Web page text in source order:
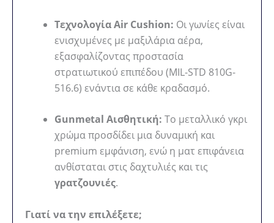
Τεχνολογία Air Cushion: Οι γωνίες είναι
ενισχυμένες με μαξιλάρια αέρα,
εξασφαλίζοντας προστασία
στρατιωτικού επιπέδου (MIL-STD 810G-
516.6) ενάντια σε κάθε κραδασμό.
Gunmetal Αισθητική: Το μεταλλικό γκρι
χρώμα προσδίδει μια δυναμική και
premium εμφάνιση, ενώ η ματ επιφάνεια
ανθίσταται στις δαχτυλιές και τις
γρατζουνιές.
Γιατί να την επιλέξετε;